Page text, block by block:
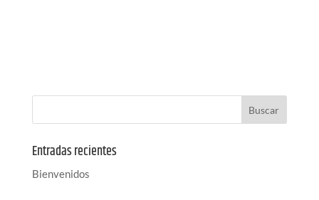
Entradas recientes
Bienvenidos